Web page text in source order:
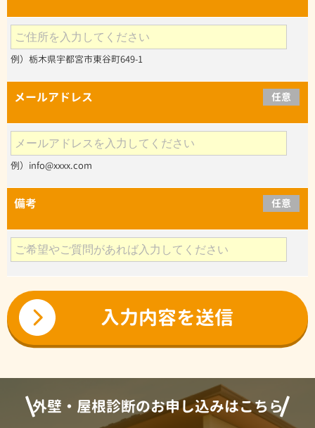
例）栃木県宇都宮市東谷町649-1
メールアドレス 任意
例）info@xxxx.com
備考 任意
外壁・屋根診断のお申し込みはこちら